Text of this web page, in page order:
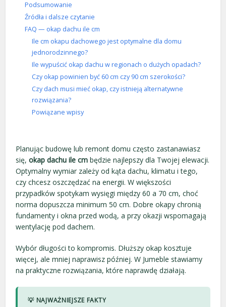
Podsumowanie
Źródła i dalsze czytanie
FAQ — okap dachu ile cm
Ile cm okapu dachowego jest optymalne dla domu
jednorodzinnego?
Ile wypuścić okap dachu w regionach o dużych opadach?
Czy okap powinien być 60 cm czy 90 cm szerokości?
Czy dach musi mieć okap, czy istnieją alternatywne
rozwiązania?
Powiązane wpisy
Planując budowę lub remont domu często zastanawiasz
się,okap dachu ile cm będzie najlepszy dla Twojej elewacji.
Optymalny wymiar zależy od kąta dachu, klimatu i tego,
czy chcesz oszczędzać na energii. W większości
przypadków spotykam wysięgi między 60 a 70 cm, choć
norma dopuszcza minimum 50 cm. Dobre okapy chronią
fundamenty i okna przed wodą, a przy okazji wspomagają
wentylację pod dachem.
Wybór długości to kompromis. Dłuższy okap kosztuje
więcej, ale mniej naprawisz później. W Jumeble stawiamy
na praktyczne rozwiązania, które naprawdę działają.
💡 NAJWAŻNIEJSZE FAKTY